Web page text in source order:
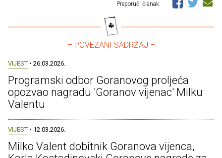
Preporuči članak
– POVEZANI SADRŽAJ –
VIJEST • 26.03.2026.
Programski odbor Goranovog proljeća
opozvao nagradu 'Goranov vijenac' Milku
Valentu
VIJEST • 12.03.2026.
Milko Valent dobitnik Goranova vijenca,